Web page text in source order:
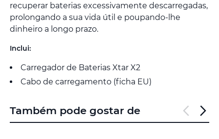
recuperar baterias excessivamente descarregadas,
prolongando a sua vida útil e poupando-lhe
dinheiro a longo prazo.
Inclui:
Carregador de Baterias Xtar X2
Cabo de carregamento (ficha EU)
Também pode gostar de